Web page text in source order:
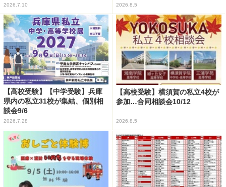
2026.7.10 2026.8.5
【高校受験】【中学受験】兵庫
県内の私立31校が集結、個別相
談会9/6
2026.7.28
【高校受験】横須賀の私立4校が
参加…合同相談会10/12
2026.8.5